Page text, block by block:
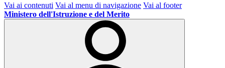
Vai ai contenuti Vai al menu di navigazione Vai al footer
Ministero dell'Istruzione e del Merito